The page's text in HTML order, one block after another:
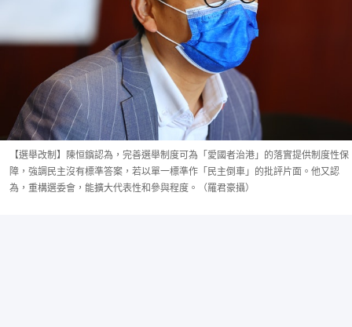
【選舉改制】陳恒鑌認為，完善選舉制度可為「愛國者治港」的落實提供制度性保
障，強調民主沒有標準答案，若以單一標準作「民主倒車」的批評片面。他又認
為，重構選委會，能擴大代表性和參與程度。（羅君豪攝）